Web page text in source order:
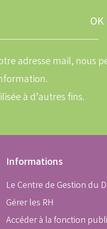
adresse mail, nous
à d’autres fins.
Informations
Le Centre de Gestion du
Gérer les RH
Accéder à la fonction